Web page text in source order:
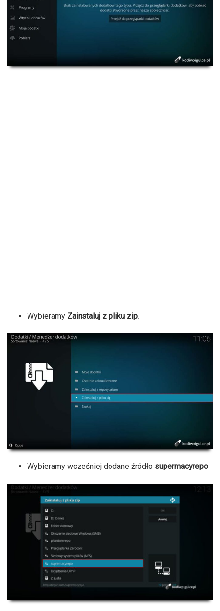
Wybieramy Zainstaluj z pliku zip.
Wybieramy wcześniej dodane źródło supermacyrepo